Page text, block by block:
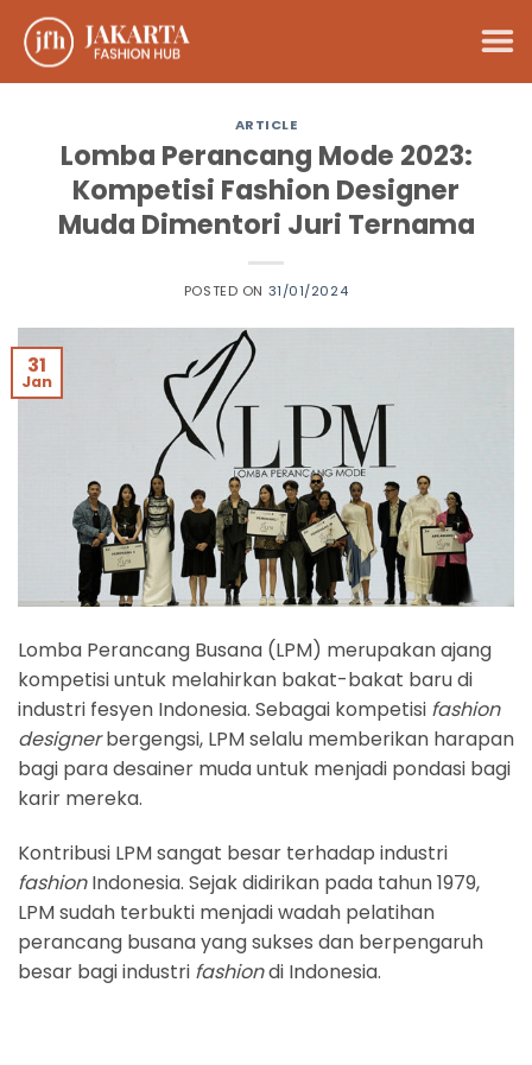
Skip
content
ARTICLE
Lomba Perancang Mode 2023:
Kompetisi Fashion Designer
Muda Dimentori Juri Ternama
POSTED ON 31/01/2024
31
Jan
Lomba Perancang Busana (LPM) merupakan ajang
kompetisi untuk melahirkan bakat-bakat baru di
industri fesyen Indonesia. Sebagai kompetisi fashion
designerbergengsi, LPM selalu memberikan harapan
bagi para desainer muda untuk menjadi pondasi bagi
karir mereka.
Kontribusi LPM sangat besar terhadap industri
fashionIndonesia. Sejak didirikan pada tahun 1979,
LPM sudah terbukti menjadi wadah pelatihan
perancang busana yang sukses dan berpengaruh
besar bagi industri fashiondi Indonesia.